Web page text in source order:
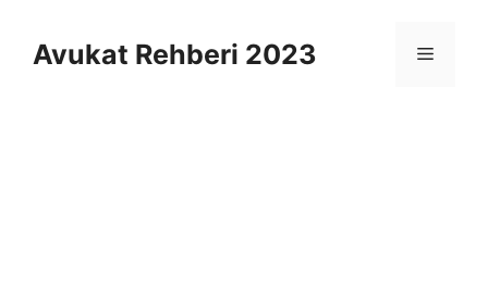
Avukat Rehberi 2023 Menü